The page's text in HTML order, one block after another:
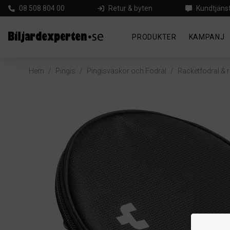
08 508 804 00 Retur & byten
PRODUKTER KAMPANJ
Hem / Pingis / Pingisväskor och Fodral / Racketfodral &